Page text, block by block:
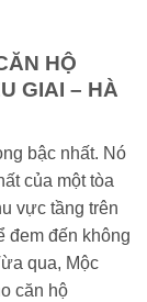
HỘ
GIAI – HÀ
bậc nhất. Nó
của một tòa
vực tầng trên
đem đến không
qua, Mộc
căn hộ